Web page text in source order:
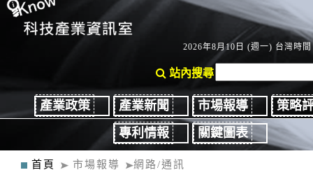
2026年8月10日 (週一) 台灣時間
站內搜尋
產業政策 產業新聞 市場報導
策略
專利情報
關鍵圖表
首頁 市場報導 網路/通訊